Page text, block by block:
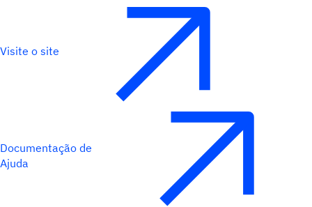
Visite o site
Documentação de
Ajuda